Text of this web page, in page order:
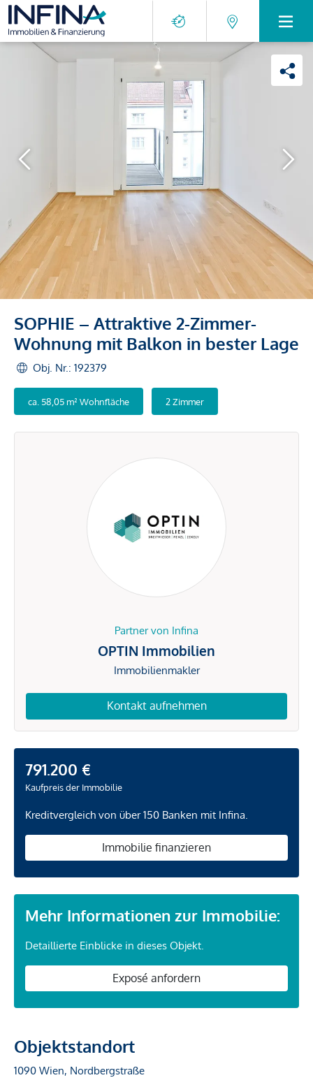
SOPHIE – Attraktive 2-Zimmer-
Wohnung mit Balkon in bester Lage
Obj. Nr.: 192379
ca. 58,05 m² Wohnfläche 2 Zimmer
Partner von Infina
OPTIN Immobilien
Immobilienmakler
Kontakt aufnehmen
791.200 €
Kaufpreis der Immobilie
Kreditvergleich von über 150 Banken mit Infina.
Immobilie finanzieren
Mehr Informationen zur Immobilie:
Detaillierte Einblicke in dieses Objekt.
Exposé anfordern
Objektstandort
1090 Wien, Nordbergstraße